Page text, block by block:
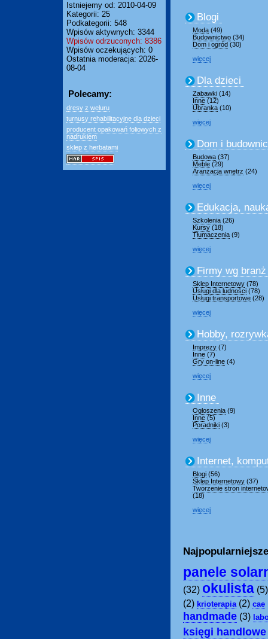
Istniejemy od: 2010-04-09
Kategorii: 25
Podkategorii: 548
Wpisów aktywnych: 3344
Wpisów odrzuconych: 8386
Wpisów oczekujących: 0
Ostatnia moderacja: 2026-
08-04
Polecamy:
dresy z weluru
turnusy rehabilitacyjne dla dzieci
producent opakowań foliowych z
nadrukiem
sklep z herbatami
Blogi
Moda (49)
Budownictwo (34)
Dom i ogród (30)
więcej
Dla dzieci
Zabawki (14)
Inne (12)
Ubranka (10)
więcej
Dom i
Budowa (37)
Meble (29)
Aranżacja wnętrz (24)
więcej
Edukacja,
Szkolenia (26)
Kursy (18)
Tłumaczenia (9)
więcej
Firmy wg branż
Sklep Internetowy (78)
Usługi dla ludności (78)
Usługi transportowe (28)
więcej
Hobby,
Imprezy (7)
Inne (7)
Gry on-line (4)
więcej
Inne
Ogłoszenia (9)
Inne (5)
Poradniki (3)
więcej
Internet,
Blogi (56)
Sklep Internetowy (37)
Tworzenie stron
(18)
więcej
panele
(32) okulista
(2) krioterapia (2) cae
handmade (3)
księgi handlowe